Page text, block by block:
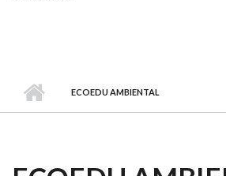
ECOEDU AMBIENTAL